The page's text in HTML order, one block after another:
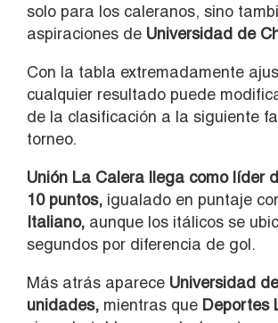
solo para los caleranos, sino
aspiraciones de Universidad de
Con la tabla extremadamente
cualquier resultado puede
de la clasificación a la siguiente
torneo.
Unión La Calera llega como líder
10 puntos, igualado en puntaje
Italiano, aunque los itálicos se
segundos por diferencia de gol.
Más atrás aparece Universidad
unidades, mientras que Deportes